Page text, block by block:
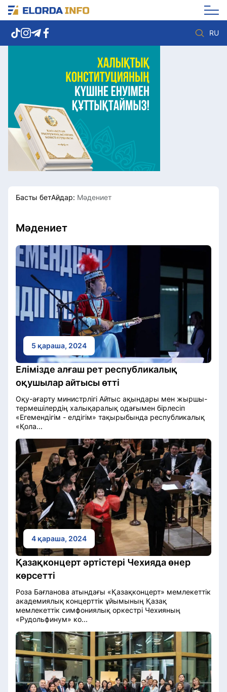
RU
Елорда жаңалықтары
Көзқарас
Саясат
Видео
Әлеумет
Экономика
Спорт
Мәдениет
Басты бетАйдар: Мәдениет
Мәдениет
5 қараша, 2024
Елімізде алғаш рет республикалық
оқушылар айтысы өтті
Оқу-ағарту министрлігі Айтыс ақындары мен жыршы-
термешілердің халықаралық одағымен бірлесіп
«Егемендігім - елдігім» тақырыбында республикалық
«Қола...
4 қараша, 2024
Қазақконцерт әртістері Чехияда өнер
көрсетті
Роза Бағланова атындағы «Қазақконцерт» мемлекеттік
академиялық концерттік ұйымының Қазақ
мемлекеттік симфониялық оркестрі Чехияның
«Рудольфинум» ко...